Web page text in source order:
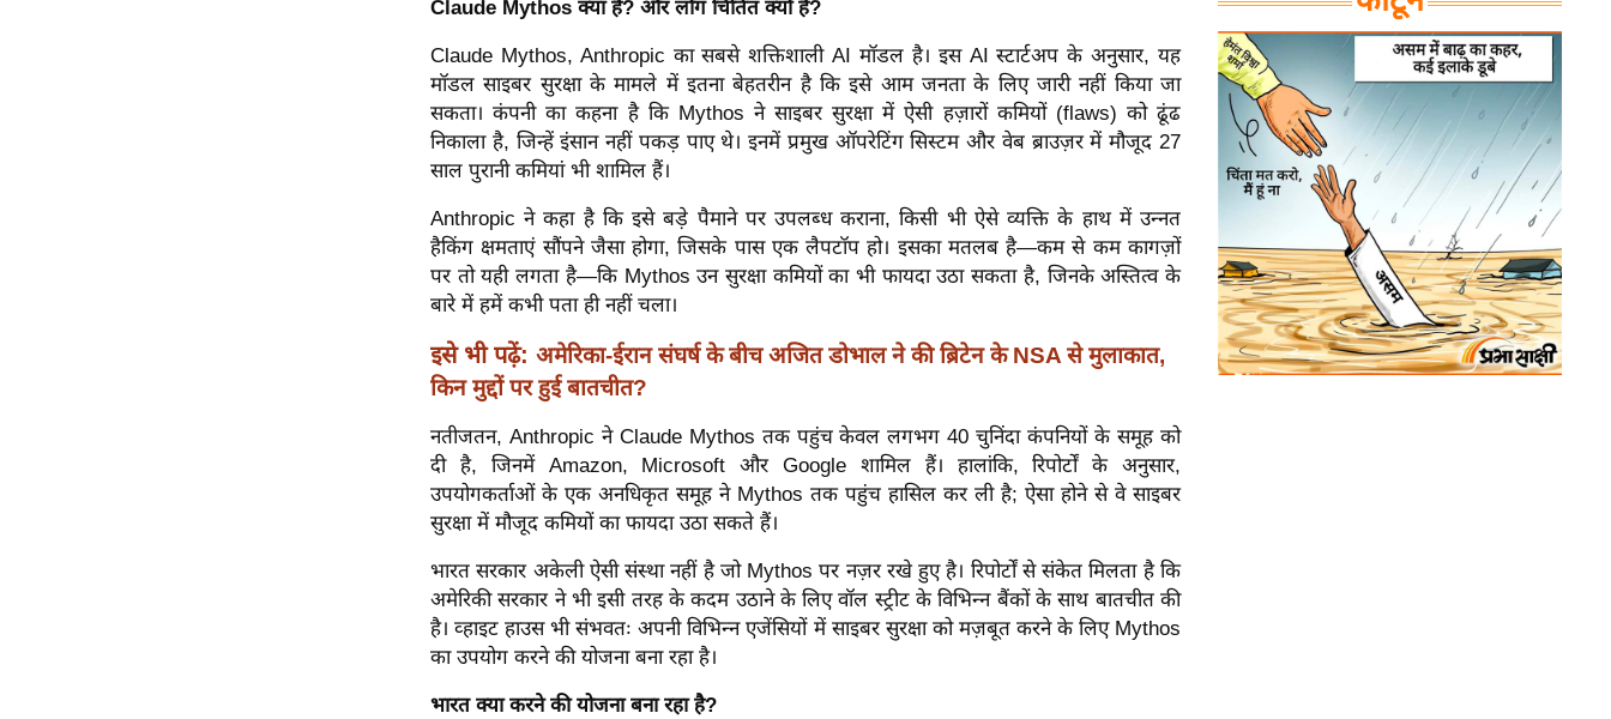
Claude Mythos क्या है? और लोग चिंतित क्यों हैं?
Claude Mythos, Anthropic का सबसे शक्तिशाली AI मॉडल है। इस AI स्टार्टअप के अनुसार, यह
मॉडल साइबर सुरक्षा के मामले में इतना बेहतरीन है कि इसे आम जनता के लिए जारी नहीं किया जा
सकता। कंपनी का कहना है कि Mythos ने साइबर सुरक्षा में ऐसी हज़ारों कमियों (flaws) को ढूंढ
निकाला है, जिन्हें इंसान नहीं पकड़ पाए थे। इनमें प्रमुख ऑपरेटिंग सिस्टम और वेब ब्राउज़र में मौजूद 27
साल पुरानी कमियां भी शामिल हैं।
Anthropic ने कहा है कि इसे बड़े पैमाने पर उपलब्ध कराना, किसी भी ऐसे व्यक्ति के हाथ में उन्नत
हैकिंग क्षमताएं सौंपने जैसा होगा, जिसके पास एक लैपटॉप हो। इसका मतलब है—कम से कम कागज़ों
पर तो यही लगता है—कि Mythos उन सुरक्षा कमियों का भी फायदा उठा सकता है, जिनके अस्तित्व के
बारे में हमें कभी पता ही नहीं चला।
इसे भी पढ़ें: अमेरिका-ईरान संघर्ष के बीच अजित डोभाल ने की ब्रिटेन के NSA से मुलाकात,
किन मुद्दों पर हुई बातचीत?
नतीजतन, Anthropic ने Claude Mythos तक पहुंच केवल लगभग 40 चुनिंदा कंपनियों के समूह को
दी है, जिनमें Amazon, Microsoft और Google शामिल हैं। हालांकि, रिपोर्टों के अनुसार,
उपयोगकर्ताओं के एक अनधिकृत समूह ने Mythos तक पहुंच हासिल कर ली है; ऐसा होने से वे साइबर
सुरक्षा में मौजूद कमियों का फायदा उठा सकते हैं।
भारत सरकार अकेली ऐसी संस्था नहीं है जो Mythos पर नज़र रखे हुए है। रिपोर्टों से संकेत मिलता है कि
अमेरिकी सरकार ने भी इसी तरह के कदम उठाने के लिए वॉल स्ट्रीट के विभिन्न बैंकों के साथ बातचीत की
है। व्हाइट हाउस भी संभवतः अपनी विभिन्न एजेंसियों में साइबर सुरक्षा को मज़बूत करने के लिए Mythos
का उपयोग करने की योजना बना रहा है।
भारत क्या करने की योजना बना रहा है?